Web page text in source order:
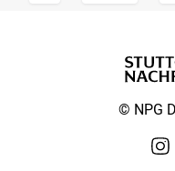
© NPG